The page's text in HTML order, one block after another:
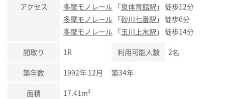
アクセス
多摩モノレール 「泉体育館駅 」 徒歩12分
多摩モノレール 「砂川七番駅 」 徒歩6分
多摩モノレール 「玉川上水駅 」 徒歩14分
間取り 1R 利用可能人数 2名
築年数 1992年 12月 築34年
面積 17.41m²